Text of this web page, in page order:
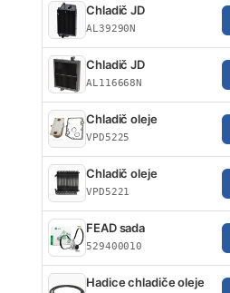
Chladič JD
AL39290N
Chladič JD
AL116668N
Chladič oleje
VPD5225
Chladič oleje
VPD5221
FEAD sada
529400010
Hadice chladiče oleje